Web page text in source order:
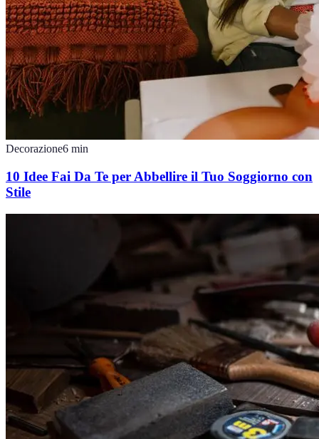
Decorazione6 min
10 Idee Fai Da Te per Abbellire il Tuo Soggiorno con
Stile